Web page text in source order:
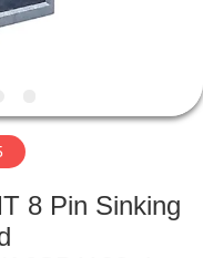
8 Pin Sinking